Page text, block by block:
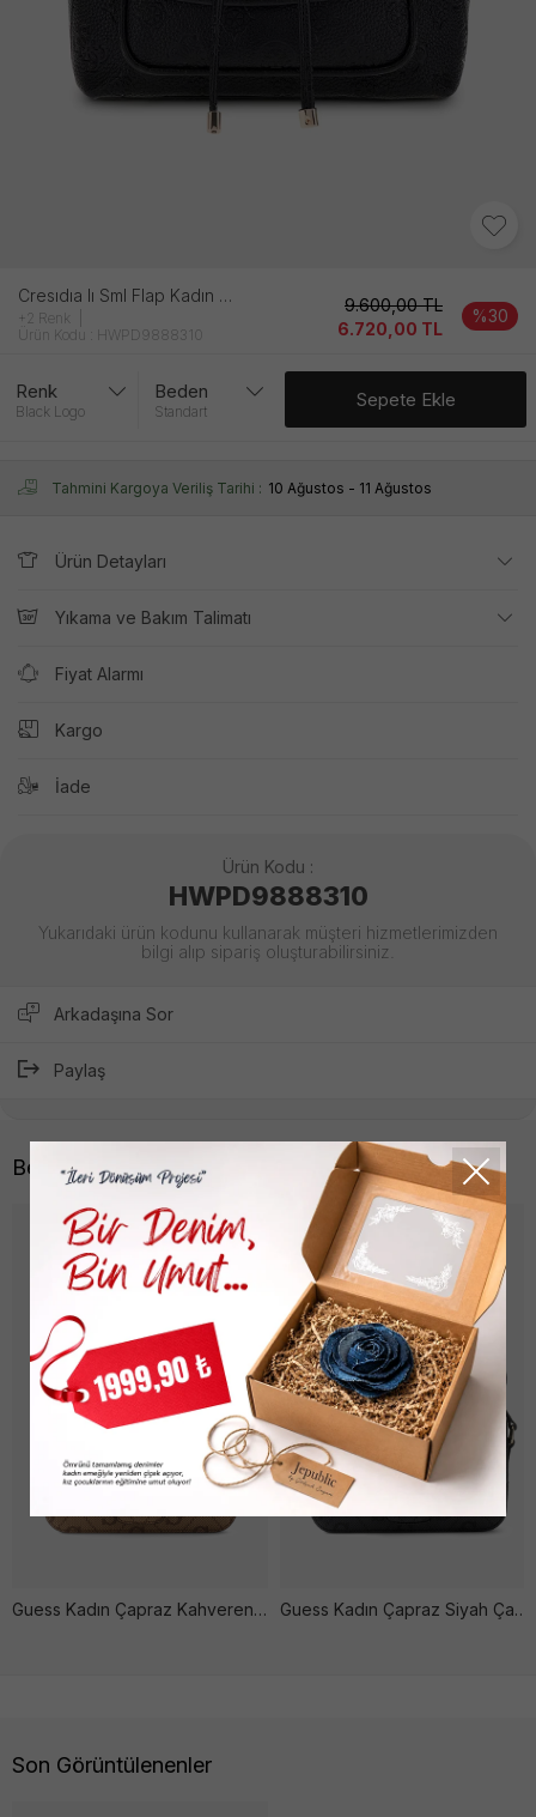
Cresıdıa Iı Sml Flap Kadın Si̇yah Çanta
+2 Renk
Ürün Kodu : HWPD9888310
9.600,00TL
6.720,00 TL
%30
Renk
Black Logo
Beden
Standart
Sepete Ekle
Tahmini Kargoya Veriliş Tarihi : 10 Ağustos - 11 Ağustos
Ürün Detayları
Yıkama ve Bakım Talimatı
Fiyat Alarmı
Kargo
İade
Ürün Kodu :
HWPD9888310
Yukarıdaki ürün kodunu kullanarak müşteri hizmetlerimizden
bilgi alıp sipariş oluşturabilirsiniz.
Arkadaşına Sor
Paylaş
Benzer Ürünler
Guess Kadın Çapraz Kahverengi Çanta Guess Kadın Çapraz Siyah Çanta
Son Görüntülenenler